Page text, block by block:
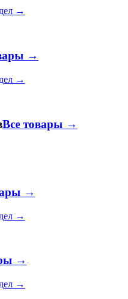
→
→
→
Все товары →
→
→
→
→